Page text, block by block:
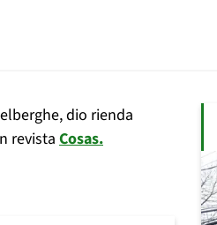
dio rienda
revista Cosas.